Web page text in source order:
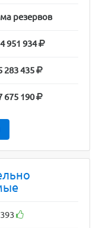
резервов
951 934
283 435
675 190
393